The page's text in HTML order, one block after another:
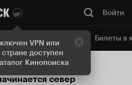
VPN или
доступен
Кинопоиска
Войти
Онлайн-кинотеатр Билеты в
север